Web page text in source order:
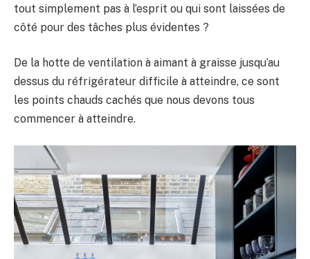
tout simplement pas à l’esprit ou qui sont laissées de
côté pour des tâches plus évidentes ?
De la hotte de ventilation à aimant à graisse jusqu’au
dessus du réfrigérateur difficile à atteindre, ce sont
les points chauds cachés que nous devons tous
commencer à atteindre.